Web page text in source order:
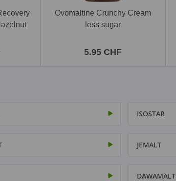
Ovomaltine Crunchy Cream
less sugar
5.95 CHF
ISOSTAR
JEMALT
DAWAMALT